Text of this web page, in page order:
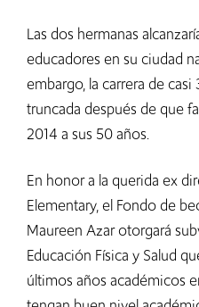
Las dos hermanas
educadores en su ciudad
embargo, la carrera de
truncada después de que
2014 a sus 50 años.
En honor a la querida ex
Elementary, el Fondo de
Maureen Azar otorgará
Educación Física y Salud
últimos años académicos